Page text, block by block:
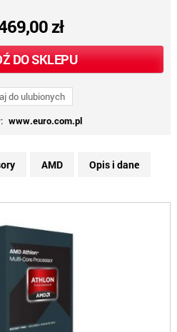
zł
DO SKLEPU
do ulubionych
www.euro.com.pl
AMD
Opis i dane